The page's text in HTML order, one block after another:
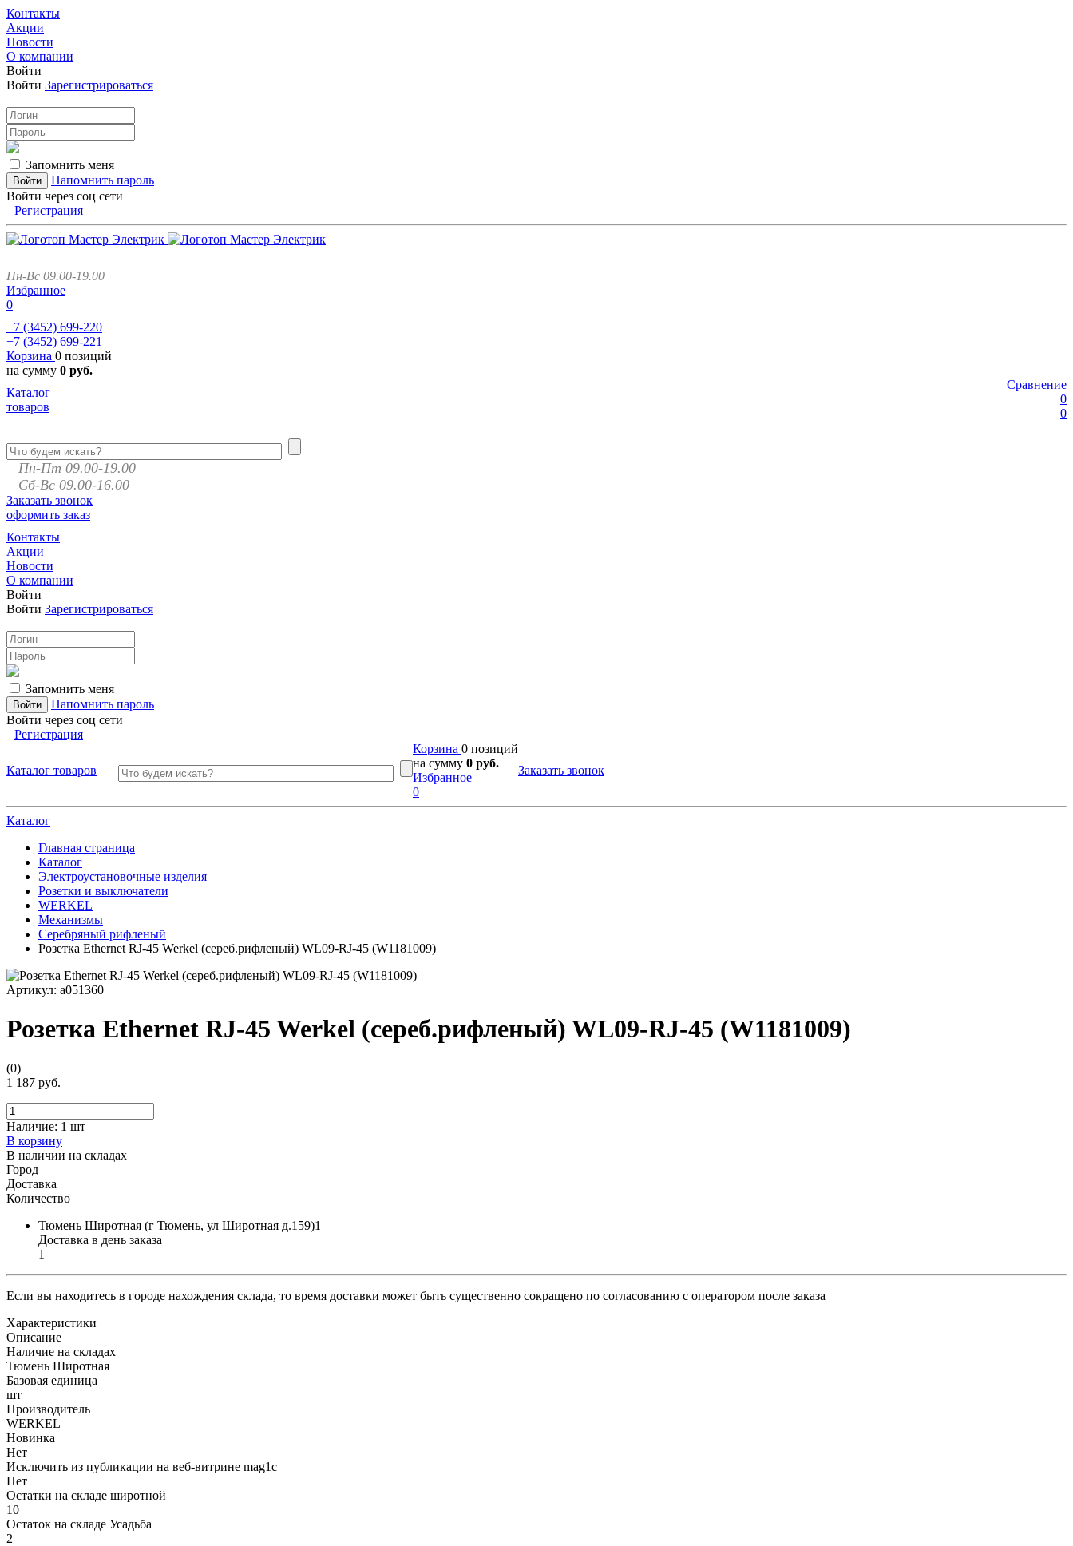
Контакты
Акции
Новости
О компании
Войти
Войти Зарегистрироваться
Запомнить меня
Напомнить пароль
Войти через соц сети
Регистрация
Пн-Вс 09.00-19.00
Избранное
0
+7 (3452) 699-220
+7 (3452) 699-221
Корзина 0 позиций
на сумму 0 руб.
Сравнение
0
0
Каталог
товаров
Пн-Пт 09.00-19.00
Сб-Вс 09.00-16.00
Заказать звонок
оформить заказ
Контакты
Акции
Новости
О компании
Войти
Войти Зарегистрироваться
Запомнить меня
Напомнить пароль
Войти через соц сети
Регистрация
Каталог товаров
Корзина 0 позиций
на сумму 0 руб.
Избранное
0
Заказать звонок
Каталог
Главная страница
Каталог
Электроустановочные изделия
Розетки и выключатели
WERKEL
Механизмы
Серебряный рифленый
Розетка Ethernet RJ-45 Werkel (сереб.рифленый) WL09-RJ-45 (W1181009)
Артикул: a051360
Розетка Ethernet RJ-45 Werkel (сереб.рифленый) WL09-RJ-45 (W1181009)
(0)
1 187 руб.
Наличие: 1 шт
В корзину
В наличии на складах
Город
Доставка
Количество
Тюмень Широтная (г Тюмень, ул Широтная д.159)1
Доставка в день заказа
1
Если вы находитесь в городе нахождения склада, то время доставки может быть существенно сокращено по согласованию с оператором после заказа
Характеристики
Описание
Наличие на складах
Тюмень Широтная
Базовая единица
шт
Производитель
WERKEL
Новинка
Нет
Исключить из публикации на веб-витрине mag1c
Нет
Остатки на складе широтной
10
Остаток на складе Усадьба
2